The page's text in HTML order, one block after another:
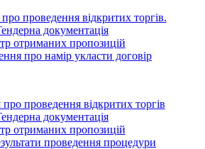
проведення відкритих торгів.
документація
отриманих пропозицій
про намір укласти договір
проведення відкритих торгів
документація
отриманих пропозицій
проведення процедури